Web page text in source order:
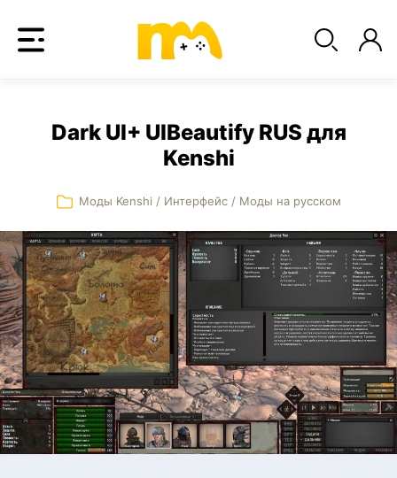
Dark UI+ UIBeautify RUS для
Kenshi
Моды Kenshi / Интерфейс/ Моды на русском